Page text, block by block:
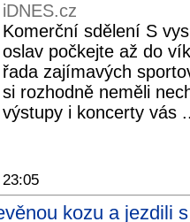
iDNES.cz
Komerční sdělení S
oslav počkejte až do
řada zajímavých
si rozhodně neměli
výstupy i koncerty vás
kozu a jezdili